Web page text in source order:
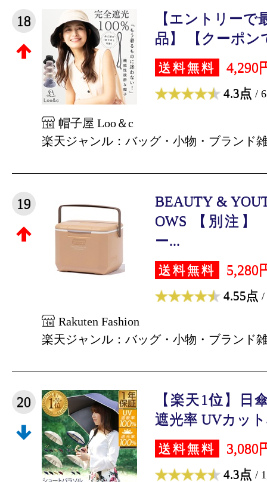
18
【エントリーで
品】 【クーポン
送料無料 4,290
4.3点 /
帽子屋 Loo＆c
楽天ジャンル：バッグ・小物・ブランド
19
BEAUTY &
OWS 【別注】
ー...
送料無料 5,280
4.55点 /
Rakuten Fashion
楽天ジャンル：バッグ・小物・ブランド
20
【楽天1位】日
遮光率 UVカット
送料無料 3,080
4.3点 /